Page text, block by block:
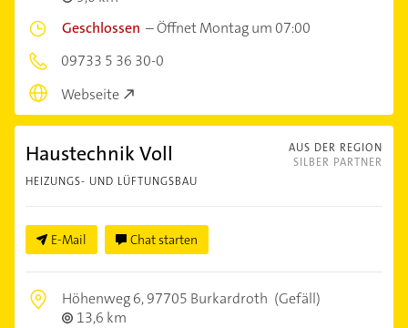
Geschlossen –Öffnet Montag um 07:00
09733 5 36 30-0
Webseite
AUS DER REGION
SILBER PARTNER
Haustechnik Voll
HEIZUNGS- UND LÜFTUNGSBAU
E-Mail Chat starten
Höhenweg 6,97705 Burkardroth (Gefäll)
13,6 km